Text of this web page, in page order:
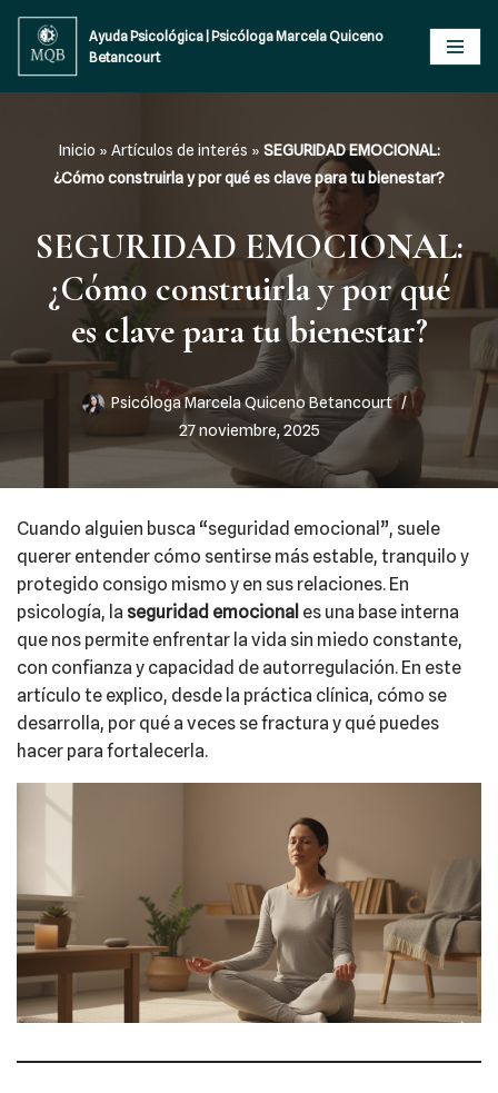
Saltar
al
Ayuda Psicológica | Psicóloga Marcela Quiceno
Betancourt
Inicio » Artículos de interés » SEGURIDAD EMOCIONAL:
¿Cómo construirla y por qué es clave para tu bienestar?
SEGURIDAD EMOCIONAL:
¿Cómo construirla y por qué
es clave para tu bienestar?
Psicóloga Marcela Quiceno Betancourt
27 noviembre, 2025
Cuando alguien busca “seguridad emocional”, suele
querer entender cómo sentirse más estable, tranquilo y
protegido consigo mismo y en sus relaciones. En
psicología, la seguridad emocional es una base interna
que nos permite enfrentar la vida sin miedo constante,
con confianza y capacidad de autorregulación. En este
artículo te explico, desde la práctica clínica, cómo se
desarrolla, por qué a veces se fractura y qué puedes
hacer para fortalecerla.